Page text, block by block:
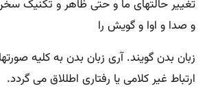
تغییر حالتهای ما و حتی ظاهر و تکنیک
و صدا و اوا و گویش را
زبان بدن گویند. آری زبان بدن به کلیه
ارتباط غیر کلامی یا رفتاری اطللاق می گردد.